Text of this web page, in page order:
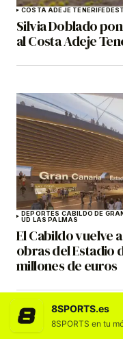
COSTA ADEJE TENERIFE
Silvia Doblado
al Costa Adeje
DEPORTES CABILDO DE
UD LAS PALMAS
El Cabildo vuelve
obras del Estadio
millones de euros
8SPORTS.es
8SPORTS en tu